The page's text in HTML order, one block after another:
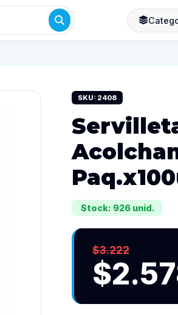
SKU: 2408
Stock: 926 unid.
$3.222